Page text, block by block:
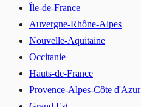
Île-de-France
Auvergne-Rhône-Alpes
Nouvelle-Aquitaine
Occitanie
Hauts-de-France
Provence-Alpes-Côte d'Azur